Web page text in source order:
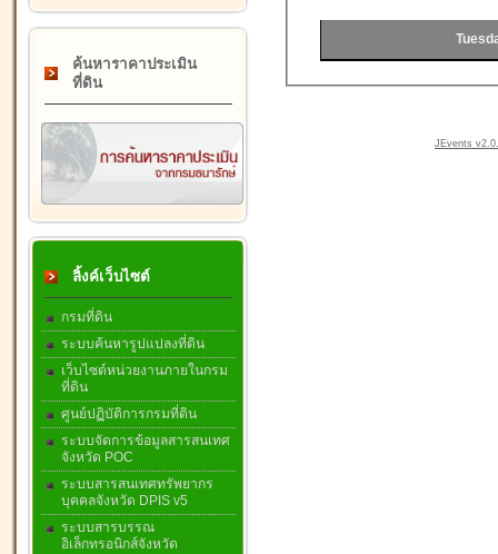
ค้นหาราคาประเมิน
ที่ดิน
ลิ้งค์เว็บไซต์
กรมที่ดิน
ระบบค้นหารูปแปลงที่ดิน
เว็บไซต์หน่วยงานภายในกรม
ที่ดิน
ศูนย์ปฏิบัติการกรมที่ดิน
ระบบจัดการข้อมูลสารสนเทศ
จังหวัด POC
ระบบสารสนเทศทรัพยากร
บุคคลจังหวัด DPIS v5
ระบบสารบรรณ
อิเล็กทรอนิกส์จังหวัด
JEvents